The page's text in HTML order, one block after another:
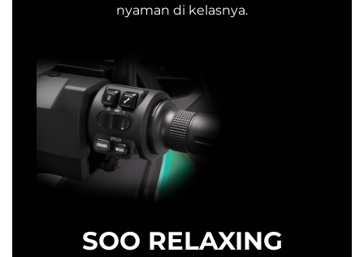
nyaman di kelasnya.
SOO RELAXING